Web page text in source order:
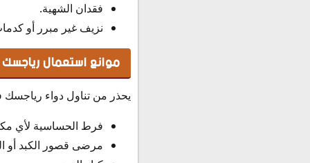
فقدان الشهية.
نزيف غير مبرر أو
موانع استعمال رياجسك
يحذر من تناول دواء رياجسك
فرط الحساسية لأي
مرضى قصور الكبد أو